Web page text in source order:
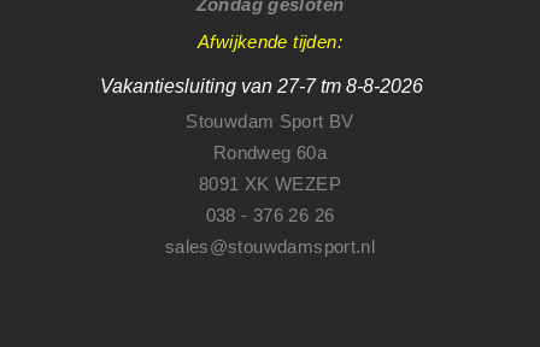
Zondag gesloten
Afwijkende tijden:
Vakantiesluiting van 27-7 tm 8-8-2026
Stouwdam Sport BV
Rondweg 60a
8091 XK WEZEP
038 - 376 26 26
sales@stouwdamsport.nl